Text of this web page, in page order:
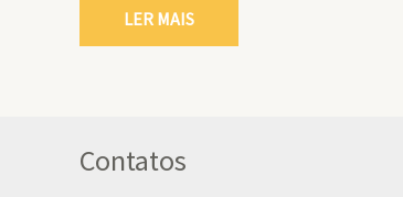
LER MAIS
Contatos